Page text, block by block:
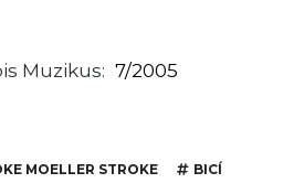
Muzikus 7/2005
MOELLER STROKE BICÍ